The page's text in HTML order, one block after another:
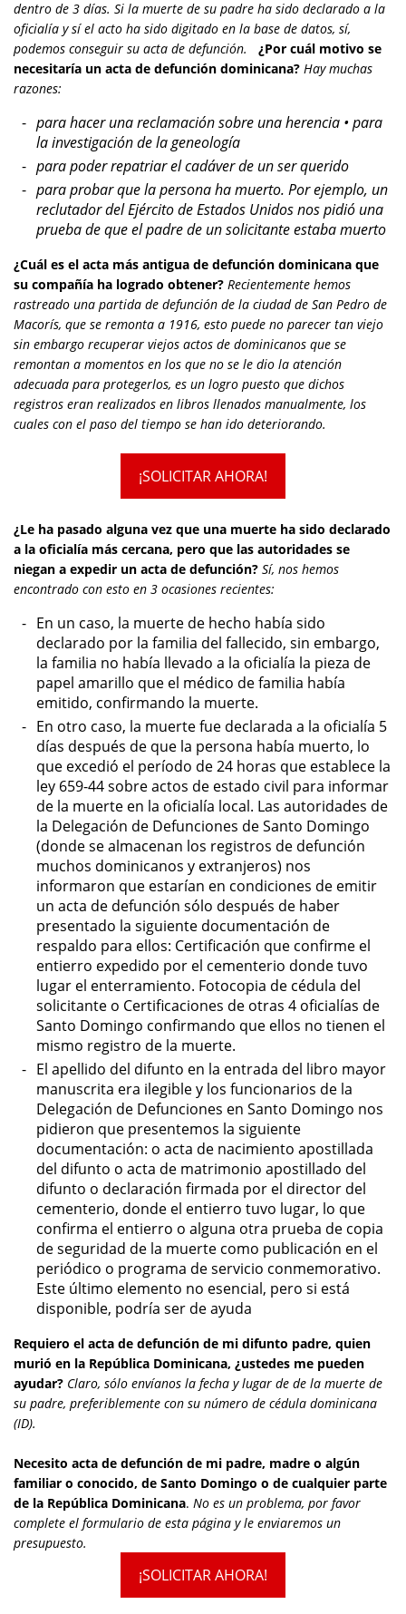
dentro de 3 días. Si la muerte de su padre ha sido declarado a la
oficialía y sí el acto ha sido digitado en la base de datos, sí,
podemos conseguir su acta de defunción.
¿Por cuál motivo se
necesitaría un acta de defunción dominicana? Hay muchas
razones:
para hacer una reclamación sobre una herencia • para
la investigación de la geneología
para poder repatriar el cadáver de un ser querido
para probar que la persona ha muerto. Por ejemplo, un
reclutador del Ejército de Estados Unidos nos pidió una
prueba de que el padre de un solicitante estaba muerto
¿Cuál es el acta más antigua de defunción dominicana que
su compañía ha logrado obtener? Recientemente hemos
rastreado una partida de defunción de la ciudad de San Pedro de
Macorís, que se remonta a 1916, esto puede no parecer tan viejo
sin embargo recuperar viejos actos de dominicanos que se
remontan a momentos en los que no se le dio la atención
adecuada para protegerlos, es un logro puesto que dichos
registros eran realizados en libros llenados manualmente, los
cuales con el paso del tiempo se han ido deteriorando.
¡SOLICITAR AHORA!
¿Le ha pasado alguna vez que una muerte ha sido declarado
a la oficialía más cercana, pero que las autoridades se
niegan a expedir un acta de defunción? Sí, nos hemos
encontrado con esto en 3 ocasiones recientes:
En un caso, la muerte de hecho había sido
declarado por la familia del fallecido, sin embargo,
la familia no había llevado a la oficialía la pieza de
papel amarillo que el médico de familia había
emitido, confirmando la muerte.
En otro caso, la muerte fue declarada a la oficialía 5
días después de que la persona había muerto, lo
que excedió el período de 24 horas que establece la
ley 659-44 sobre actos de estado civil para informar
de la muerte en la oficialía local. Las autoridades de
la Delegación de Defunciones de Santo Domingo
(donde se almacenan los registros de defunción
muchos dominicanos y extranjeros) nos
informaron que estarían en condiciones de emitir
un acta de defunción sólo después de haber
presentado la siguiente documentación de
respaldo para ellos: Certificación que confirme el
entierro expedido por el cementerio donde tuvo
lugar el enterramiento. Fotocopia de cédula del
solicitante o Certificaciones de otras 4 oficialías de
Santo Domingo confirmando que ellos no tienen el
mismo registro de la muerte.
El apellido del difunto en la entrada del libro mayor
manuscrita era ilegible y los funcionarios de la
Delegación de Defunciones en Santo Domingo nos
pidieron que presentemos la siguiente
documentación: o acta de nacimiento apostillada
del difunto o acta de matrimonio apostillado del
difunto o declaración firmada por el director del
cementerio, donde el entierro tuvo lugar, lo que
confirma el entierro o alguna otra prueba de copia
de seguridad de la muerte como publicación en el
periódico o programa de servicio conmemorativo.
Este último elemento no esencial, pero si está
disponible, podría ser de ayuda
Requiero el acta de defunción de mi difunto padre, quien
murió en la República Dominicana, ¿ustedes me pueden
ayudar? Claro, sólo envíanos la fecha y lugar de de la muerte de
su padre, preferiblemente con su número de cédula dominicana
(ID).
Necesito acta de defunción de mi padre, madre o algún
familiar o conocido, de Santo Domingo o de cualquier parte
de la República Dominicana. No es un problema, por favor
complete el formulario de esta página y le enviaremos un
presupuesto.
¡SOLICITAR AHORA!